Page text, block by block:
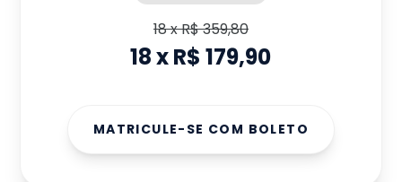
18xR$ 359,80
18xR$ 179,90
MATRICULE-SE COM BOLETO